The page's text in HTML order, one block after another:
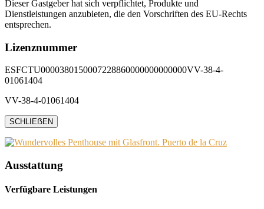
Dieser Gastgeber hat sich verpflichtet, Produkte und
Dienstleistungen anzubieten, die den Vorschriften des EU-Rechts
entsprechen.
Lizenznummer
ESFCTU0000380150007228860000000000000VV-38-4-
01061404
VV-38-4-01061404
SCHLIEẞEN
Ausstattung
Verfügbare Leistungen